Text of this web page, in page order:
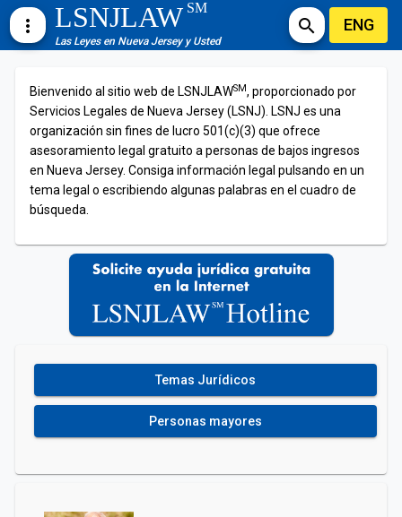
more_vert LSNJLAWSM
Las Leyes en Nueva Jersey y Usted
search ENG
Bienvenido al sitio web de LSNJLAWSM, proporcionado por
Servicios Legales de Nueva Jersey (LSNJ). LSNJ es una
organización sin fines de lucro 501(c)(3) que ofrece
asesoramiento legal gratuito a personas de bajos ingresos
en Nueva Jersey. Consiga información legal pulsando en un
tema legal o escribiendo algunas palabras en el cuadro de
búsqueda.
Temas Jurídicos
Personas mayores